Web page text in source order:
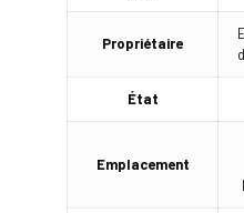
Propriétaire
État
Emplacement